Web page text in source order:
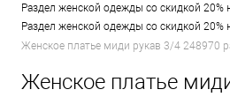
Раздел женской одежды со скидкой
Раздел женской одежды со скидкой
Женское платье миди рукав 3/4 248970
Женское платье